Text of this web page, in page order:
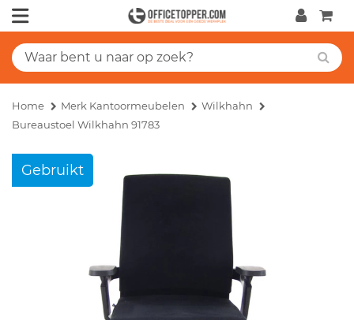
Home Merk Kantoormeubelen
Wilkhahn
Bureaustoel Wilkhahn 91783
Gebruikt